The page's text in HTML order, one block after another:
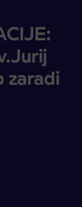
Sv.Jurij ob
zaradi